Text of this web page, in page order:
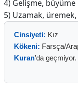
4) Gelişme, büyüme
5) Uzamak,
Cinsiyeti: Kız
Kökeni: Farsça/
Kuran'da geçmiyor.